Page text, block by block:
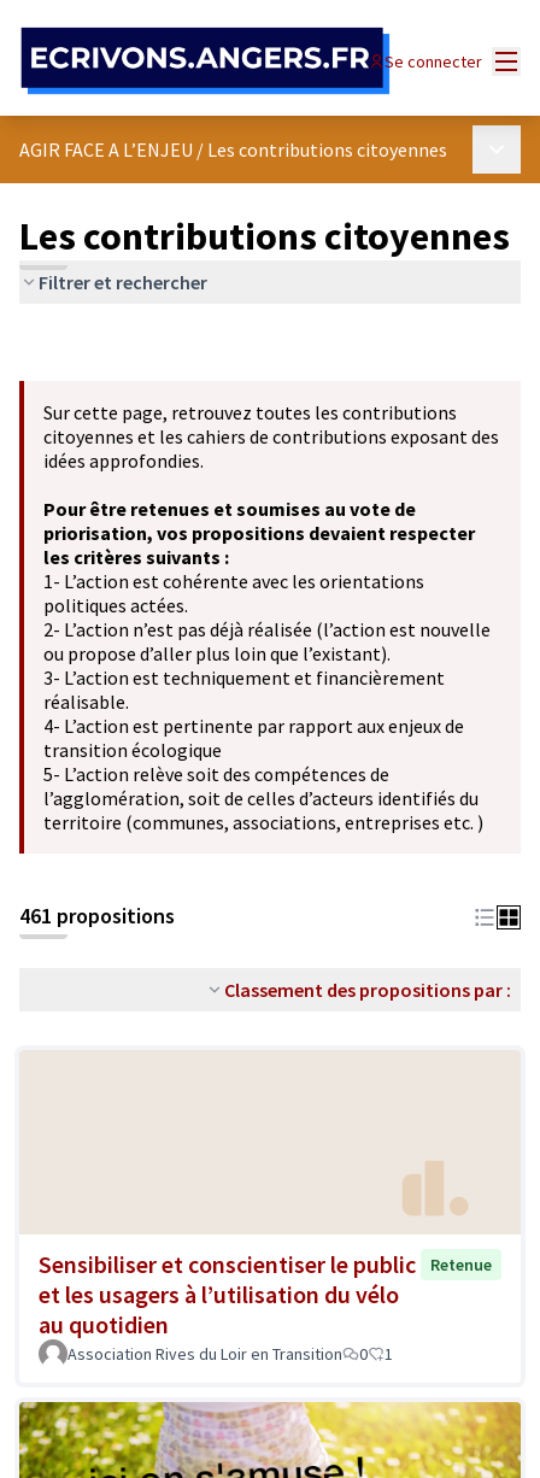
Se connecter
AGIR FACE A L’ENJEU / Les contributions citoyennes
Les contributions citoyennes
Filtrer et rechercher
Sur cette page, retrouvez toutes les contributions
citoyennes et les cahiers de contributions exposant des
idées approfondies.
Pour être retenues et soumises au vote de
priorisation, vos propositions devaient respecter
les critères suivants :
1- L’action est cohérente avec les orientations
politiques actées.
2- L’action n’est pas déjà réalisée (l’action est nouvelle
ou propose d’aller plus loin que l’existant).
3- L’action est techniquement et financièrement
réalisable.
4- L’action est pertinente par rapport aux enjeux de
transition écologique
5- L’action relève soit des compétences de
l’agglomération, soit de celles d’acteurs identifiés du
territoire (communes, associations, entreprises etc. )
461 propositions
Classement des propositions par :
Sensibiliser et conscientiser le public
et les usagers à l’utilisation du vélo
au quotidien
Retenue
Association Rives du Loir en Transition 0 1